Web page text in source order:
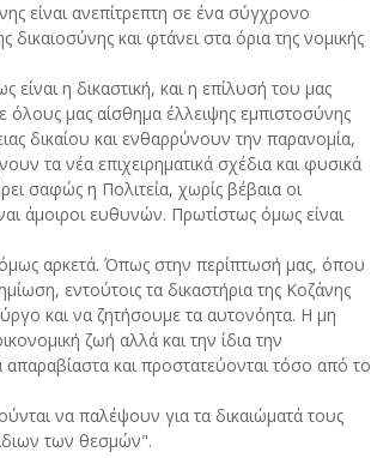
είναι ανεπίτρεπτη σε ένα σύγχρονο
και φτάνει στα όρια της νομικής
η δικαστική, και η επίλυσή του μας
μας αίσθημα έλλειψης εμπιστοσύνης
δικαίου και ενθαρρύνουν την παρανομία,
τα νέα επιχειρηματικά σχέδια και φυσικά
σαφώς η Πολιτεία, χωρίς βέβαια οι
άμοιροι ευθυνών. Πρωτίστως όμως είναι
όμως αρκετά. Όπως στην περίπτωσή μας, όπου
εντούτοις τα δικαστήρια της Κοζάνης
και να ζητήσουμε τα αυτονόητα. Η μη
ζωή αλλά και την ίδια την
και προστατεύονται τόσο από το
να παλέψουν για τα δικαιώματά τους
των θεσμών".